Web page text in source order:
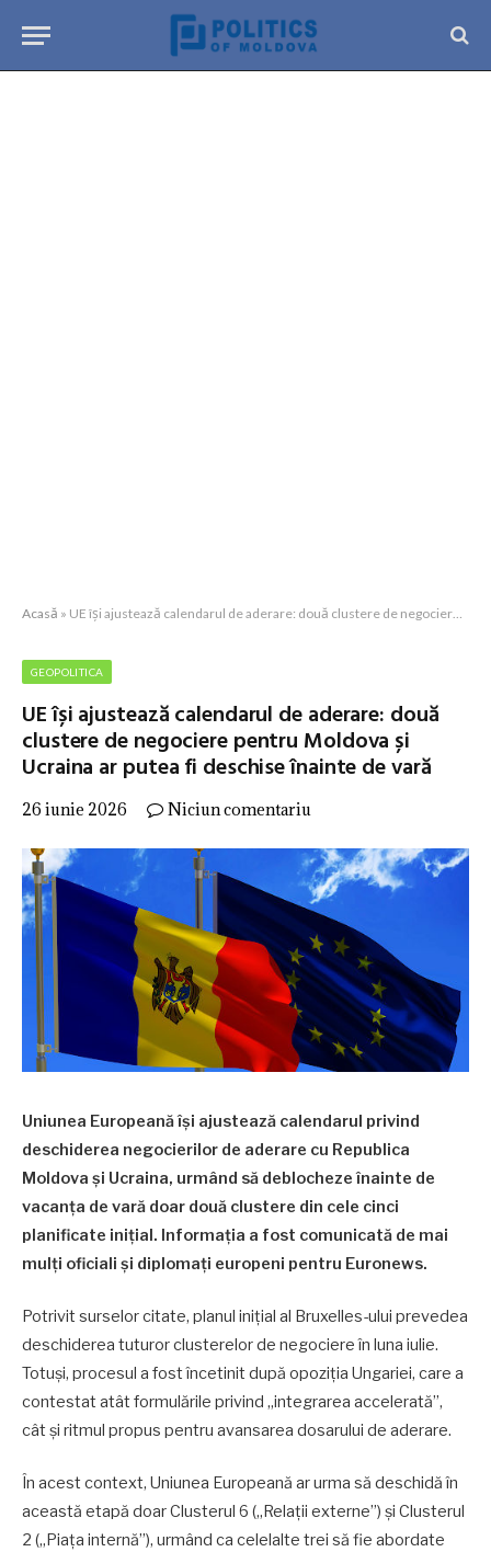
Acasă » UE își ajustează calendarul de aderare: două clustere de negociere pentru Moldova și Ucraina ar putea fi deschise înainte de vară
GEOPOLITICA
UE își ajustează calendarul de aderare: două
clustere de negociere pentru Moldova și
Ucraina ar putea fi deschise înainte de vară
26 iunie 2026 Niciun comentariu
Uniunea Europeană își ajustează calendarul privind
deschiderea negocierilor de aderare cu Republica
Moldova și Ucraina, urmând să deblocheze înainte de
vacanța de vară doar două clustere din cele cinci
planificate inițial. Informația a fost comunicată de mai
mulți oficiali și diplomați europeni pentru Euronews.
Potrivit surselor citate, planul inițial al Bruxelles-ului prevedea
deschiderea tuturor clusterelor de negociere în luna iulie.
Totuși, procesul a fost încetinit după opoziția Ungariei, care a
contestat atât formulările privind „integrarea accelerată”,
cât și ritmul propus pentru avansarea dosarului de aderare.
În acest context, Uniunea Europeană ar urma să deschidă în
această etapă doar Clusterul 6 („Relații externe”) și Clusterul
2 („Piața internă”), urmând ca celelalte trei să fie abordate